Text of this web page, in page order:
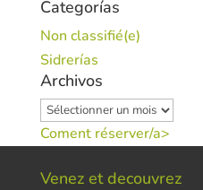
Categorías
Non classifié(e)
Sidrerías
Archivos
Archivos
Coment réserver/a>
Venez et decouvrez